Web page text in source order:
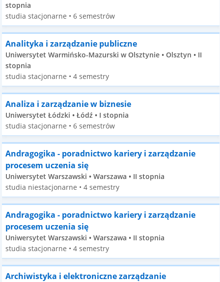
stopnia
studia stacjonarne • 6 semestrów
Analityka i zarządzanie publiczne
Uniwersytet Warmińsko-Mazurski w Olsztynie • Olsztyn • II
stopnia
studia stacjonarne • 4 semestry
Analiza i zarządzanie w biznesie
Uniwersytet Łódzki • Łódź • I stopnia
studia stacjonarne • 6 semestrów
Andragogika - poradnictwo kariery i zarządzanie
procesem uczenia się
Uniwersytet Warszawski • Warszawa • II stopnia
studia niestacjonarne • 4 semestry
Andragogika - poradnictwo kariery i zarządzanie
procesem uczenia się
Uniwersytet Warszawski • Warszawa • II stopnia
studia stacjonarne • 4 semestry
Archiwistyka i elektroniczne zarządzanie